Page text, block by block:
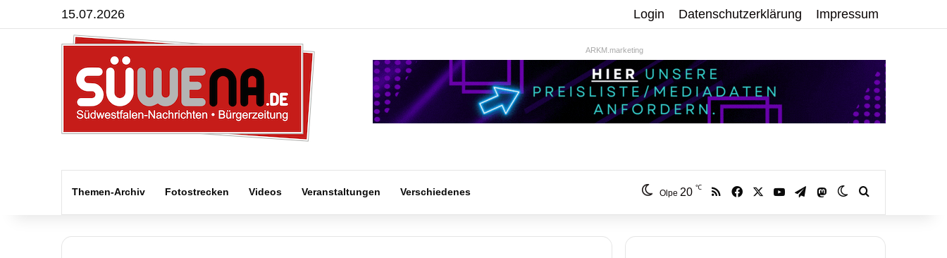
15.07.2026 Login Datenschutzerklärung Impressum
ARKM.marketing
Themen-Archiv Fotostrecken Videos Veranstaltungen Verschiedenes Olpe 20 ℃ RSS Facebook YouTubeTelegramMastodonSkin umschalten